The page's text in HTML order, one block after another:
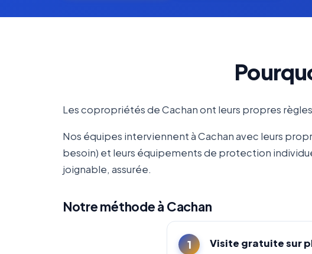
Les copropriétés de Cachan ont leurs propres
Nos équipes interviennent à Cachan avec leurs
besoin) et leurs équipements de protection
joignable, assurée.
Notre méthode à Cachan
Visite gratuite sur